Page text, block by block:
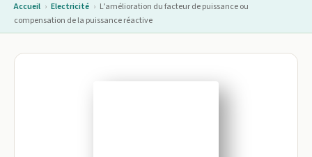
Accueil › Electricité › L’amélioration du facteur de puissance ou
compensation de la puissance réactive